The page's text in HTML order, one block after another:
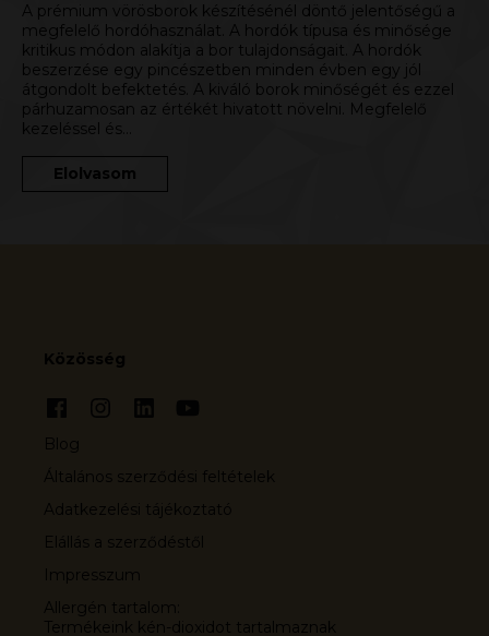
A prémium vörösborok készítésénél döntő jelentőségű a
megfelelő hordóhasználat. A hordók típusa és minősége
kritikus módon alakítja a bor tulajdonságait. A hordók
beszerzése egy pincészetben minden évben egy jól
átgondolt befektetés. A kiváló borok minőségét és ezzel
párhuzamosan az értékét hivatott növelni. Megfelelő
kezeléssel és…
Elolvasom
Közösség
Blog
Általános szerződési feltételek
Adatkezelési tájékoztató
Elállás a szerződéstől
Impresszum
Allergén tartalom:
Termékeink kén-dioxidot tartalmaznak